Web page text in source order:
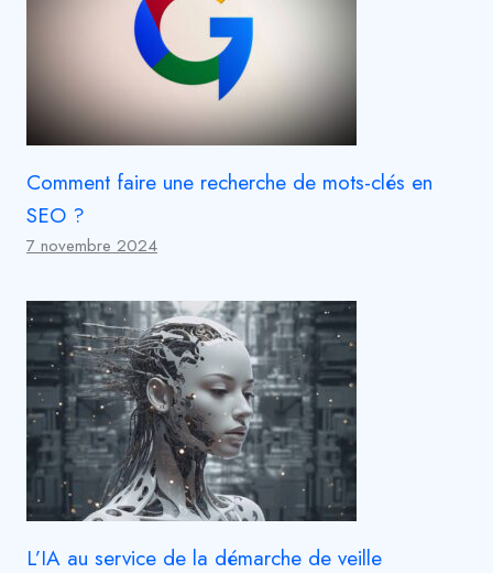
Comment faire une recherche de mots-clés en
SEO ?
7 novembre 2024
L’IA au service de la démarche de veille